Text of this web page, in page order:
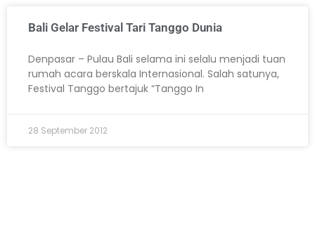
Bali Gelar Festival Tari Tanggo Dunia
Denpasar – Pulau Bali selama ini selalu menjadi tuan
rumah acara berskala Internasional. Salah satunya,
Festival Tanggo bertajuk “Tanggo In
28 September 2012